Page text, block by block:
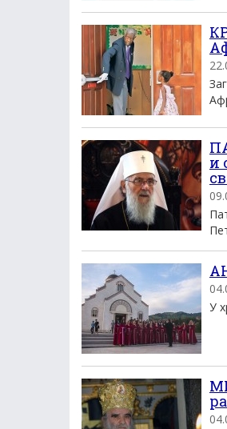
и
У